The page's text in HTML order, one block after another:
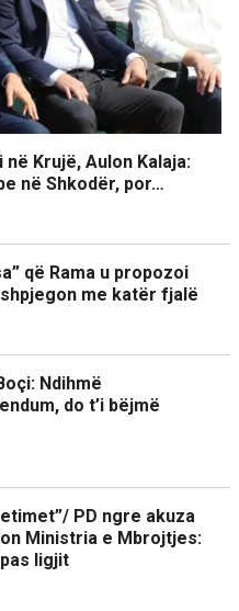
Krujë, Aulon Kalaja:
në Shkodër, por…
që Rama u propozoi
me katër fjalë
Ndihmë
do t’i bëjmë
PD ngre akuza
Ministria e Mbrojtjes:
ligjit